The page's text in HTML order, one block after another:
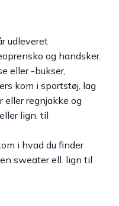
udleveret
og handsker.
eller -bukser,
kom i sportstøj, lag
eller regnjakke og
lign. til
i hvad du finder
sweater ell. lign til